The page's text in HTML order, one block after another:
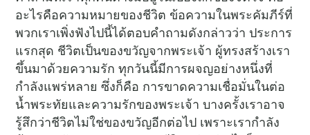
อะไรคือความหมายของชีวิต ข้อความในพระคัมภีร์ที่
พวกเราเพิ่งฟังไปนี้ได้ตอบคำถามดังกล่าวว่า ประการ
แรกสุด ชีวิตเป็นของขวัญจากพระเจ้า ผู้ทรงสร้างเรา
ขึ้นมาด้วยความรัก ทุกวันนี้มีการผจญอย่างหนึ่งที่
กำลังแพร่หลาย ซึ่งก็คือ การขาดความเชื่อมั่นในต่อ
น้ำพระทัยและความรักของพระเจ้า บางครั้งเราอาจ
รู้สึกว่าชีวิตไม่ใช่ของขวัญอีกต่อไป เพราะเรากำลัง